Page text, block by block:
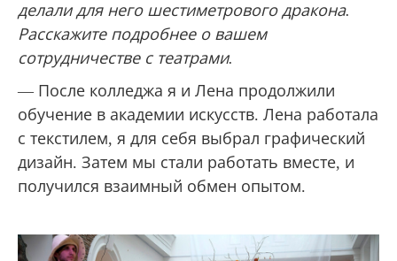
делали для него шестиметрового дракона.
Расскажите подробнее о вашем
сотрудничестве с театрами.
— После колледжа я и Лена продолжили
обучение в академии искусств. Лена работала
с текстилем, я для себя выбрал графический
дизайн. Затем мы стали работать вместе, и
получился взаимный обмен опытом.